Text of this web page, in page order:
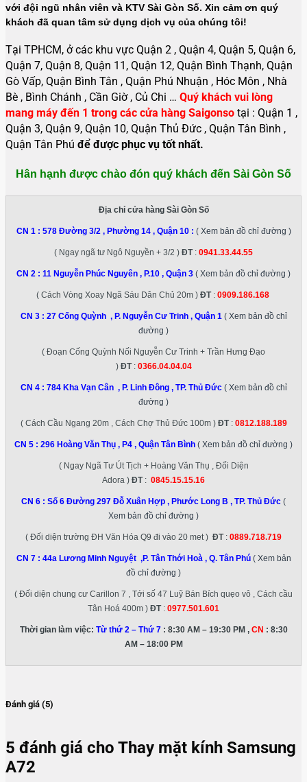
với đội ngũ nhân viên và KTV Sài Gòn Số. Xin cảm ơn quý
khách đã quan tâm sử dụng dịch vụ của chúng tôi!
Tại TPHCM, ở các khu vực Quận 2 , Quận 4, Quận 5, Quận 6,
Quận 7, Quận 8, Quận 11, Quận 12, Quận Bình Thạnh, Quận
Gò Vấp, Quận Bình Tân , Quận Phú Nhuận , Hóc Môn , Nhà
Bè , Bình Chánh , Cần Giờ , Củ Chi … Quý khách vui lòng
mang máy đến 1 trong các cửa hàng Saigonso tại : Quận 1 ,
Quận 3, Quận 9, Quận 10, Quận Thủ Đức , Quận Tân Bình ,
Quận Tân Phú để được phục vụ tốt nhất.
Hân hạnh được chào đón quý khách đến Sài Gòn Số
Địa chỉ cửa hàng Sài Gòn Số
CN 1 : 578 Đường 3/2 , Phường 14 , Quận 10: ( Xem bản đồ chỉ đường )
( Ngay ngã tư Ngô Nguyền + 3/2 ) ĐT: 0941.33.44.55
CN 2 : 11 Nguyễn Phúc Nguyên , P.10 , Quận 3 ( Xem bản đồ chỉ đường )
( Cách Vòng Xoay Ngã Sáu Dân Chủ 20m ) ĐT: 0909.186.168
CN 3 : 27 Cống Quỳnh , P. Nguyễn Cư Trinh , Quận 1 ( Xem bản đồ chỉ
đường )
( Đoạn Cống Quỳnh Nối Nguyễn Cư Trinh + Trần Hưng Đạo
) ĐT: 0366.04.04.04
CN 4 : 784 Kha Vạn Cân , P. Linh Đông , TP. Thủ Đức( Xem bản đồ chỉ
đường )
( Cách Cầu Ngang 20m , Cách Chợ Thủ Đức 100m ) ĐT: 0812.188.189
CN 5 : 296 Hoàng Văn Thụ , P4 , Quận Tân Bình ( Xem bản đồ chỉ đường )
( Ngay Ngã Tư Út Tịch + Hoàng Văn Thụ , Đối Diện
Adora ) ĐT: 0845.15.15.16
CN 6 : Số 6 Đường 297 Đỗ Xuân Hợp , Phước Long B , TP. Thủ Đức (
Xem bản đồ chỉ đường )
( Đối diện trường ĐH Văn Hóa Q9 đi vào 20 met ) ĐT: 0889.718.719
CN 7 : 44a Lương Minh Nguyệt ,P. Tân Thới Hoà , Q. Tân Phú ( Xem bản
đồ chỉ đường )
( Đối diện chung cư Carillon 7 , Tới số 47 Luỹ Bán Bích quẹo vô , Cách cầu
Tân Hoá 400m ) ĐT: 0977.501.601
Thời gian làm việc: Từ thứ 2 – Thứ 7: 8:30 AM – 19:30 PM , CN : 8:30
AM – 18:00 PM
Đánh giá (5)
5 đánh giá cho Thay mặt kính Samsung
A72